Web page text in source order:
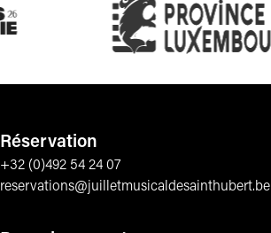
Réservation
+32 (0)492 54 24 07
reservations@juilletmusicaldesainthubert.be